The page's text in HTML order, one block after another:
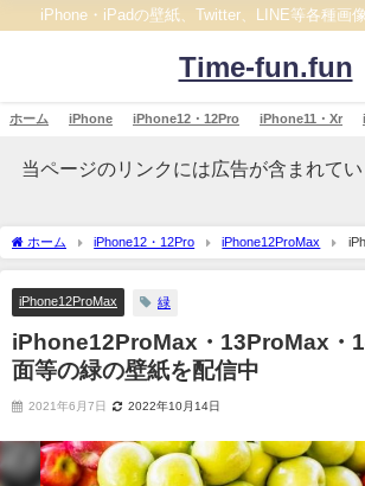
iPhone・iPadの壁紙、Twitter、LINE等各種画
Time-fun.fun
ホーム iPhone iPhone12・12Pro iPhone11・Xr
当ページのリンクには広告が含まれてい
ホーム iPhone12・12Pro iPhone12ProMax
13ProMax・14plusロック画面等の緑の壁紙を配信中
iPhone12ProMax 緑
iPhone12ProMax・13ProMax・
面等の緑の壁紙を配信中
2021年6月7日 2022年10月14日